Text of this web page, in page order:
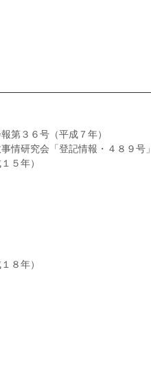
第３６号（平成７年）
情研究会「登記情報・４８９号
５年）
８年）